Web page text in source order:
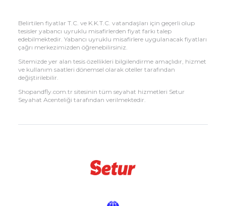
Belirtilen fiyatlar T.C. ve K.K.T.C. vatandaşları için geçerli olup
tesisler yabancı uyruklu misafirlerden fiyat farkı talep
edebilmektedir. Yabancı uyruklu misafirlere uygulanacak fiyatları
çağrı merkezimizden öğrenebilirsiniz.
Sitemizde yer alan tesis özellikleri bilgilendirme amaçlıdır, hizmet
ve kullanım saatleri dönemsel olarak oteller tarafından
değiştirilebilir.
Shopandfly.com.tr sitesinin tüm seyahat hizmetleri Setur
Seyahat Acenteliği tarafından verilmektedir.